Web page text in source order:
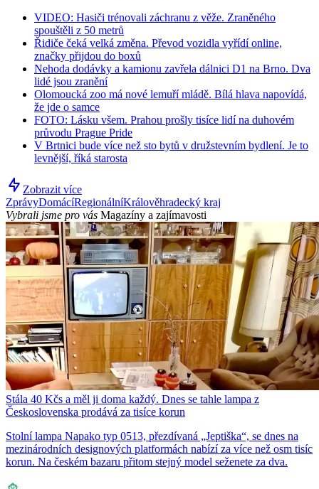
VIDEO: Hasiči trénovali záchranu z věže. Zraněného
spouštěli z 50 metrů
Řidiče čeká velká změna. Převod vozidla vyřídí online,
značky přijdou do boxů
Nehoda dodávky a kamionu zavřela dálnici D1 na Brno. Dva
lidé jsou zranění
Olomoucká zoo má nové lemuří mládě. Bílá hlava napovídá,
že jde o samce
FOTO: Lásku všem. Prahou prošly tisíce lidí na duhovém
průvodu Prague Pride
V Brtnici bude více než sto bytů v družstevním bydlení. Je to
levnější, říká starosta
Zobrazit více
ZprávyDomácíRegionálníKrálověhradecký kraj
Vybrali jsme pro vás Magazíny a zajímavosti
Stála 40 Kčs a měl ji doma každý. Dnes se tahle lampa z
Československa prodává za tisíce korun
Stolní lampa Napako typ 0513, přezdívaná „Jeptiška“, se dnes na
mezinárodních designových platformách nabízí za více než osm tisíc
korun. Na českém bazaru přitom stejný model seženete za dva.